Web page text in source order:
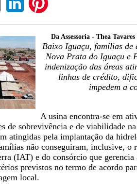
Da Assessoria - Thea
Baixo Iguaçu, famílias de
Nova Prata do Iguaçu e
indenização das áreas
linhas de crédito,
impedem a
A usina encontra-se em
de sobrevivência e de viabilidade
atingidas pela implantação da
não conseguiram, inclusive, o
(IAT) e do consórcio que gerencia
previstos no termo de acordo
local.